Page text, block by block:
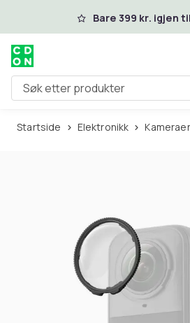
Hopp til hovedinnhold
Bare 399 kr. igjen
Søk etter produkter
Startside Elektronikk